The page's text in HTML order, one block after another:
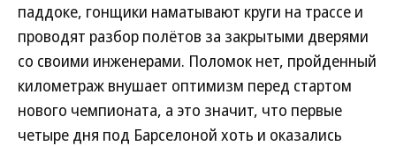
паддоке, гонщики наматывают круги на трассе и
проводят разбор полётов за закрытыми дверями
со своими инженерами. Поломок нет, пройденный
километраж внушает оптимизм перед стартом
нового чемпионата, а это значит, что первые
четыре дня под Барселоной хоть и оказались